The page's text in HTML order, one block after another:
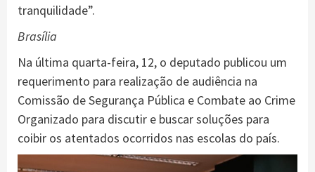
tranquilidade”.
Brasília
Na última quarta-feira, 12, o deputado publicou um
requerimento para realização de audiência na
Comissão de Segurança Pública e Combate ao Crime
Organizado para discutir e buscar soluções para
coibir os atentados ocorridos nas escolas do país.